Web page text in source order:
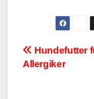
Hundefutter
Allergiker